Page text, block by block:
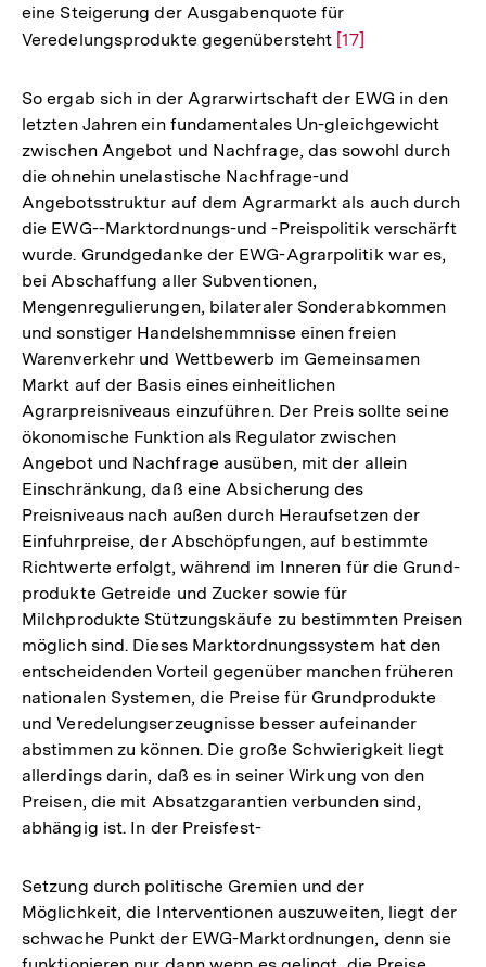
eine Steigerung der Ausgabenquote für
Veredelungsprodukte gegenübersteht Zur
der
Fußnote
[17]
So ergab sich in der Agrarwirtschaft der EWG in den
letzten Jahren ein fundamentales Un-gleichgewicht
zwischen Angebot und Nachfrage, das sowohl durch
die ohnehin unelastische Nachfrage-und
Angebotsstruktur auf dem Agrarmarkt als auch durch
die EWG--Marktordnungs-und -Preispolitik verschärft
wurde. Grundgedanke der EWG-Agrarpolitik war es,
bei Abschaffung aller Subventionen,
Mengenregulierungen, bilateraler Sonderabkommen
und sonstiger Handelshemmnisse einen freien
Warenverkehr und Wettbewerb im Gemeinsamen
Markt auf der Basis eines einheitlichen
Agrarpreisniveaus einzuführen. Der Preis sollte seine
ökonomische Funktion als Regulator zwischen
Angebot und Nachfrage ausüben, mit der allein
Einschränkung, daß eine Absicherung des
Preisniveaus nach außen durch Heraufsetzen der
Einfuhrpreise, der Abschöpfungen, auf bestimmte
Richtwerte erfolgt, während im Inneren für die Grund-
produkte Getreide und Zucker sowie für
Milchprodukte Stützungskäufe zu bestimmten Preisen
möglich sind. Dieses Marktordnungssystem hat den
entscheidenden Vorteil gegenüber manchen früheren
nationalen Systemen, die Preise für Grundprodukte
und Veredelungserzeugnisse besser aufeinander
abstimmen zu können. Die große Schwierigkeit liegt
allerdings darin, daß es in seiner Wirkung von den
Preisen, die mit Absatzgarantien verbunden sind,
abhängig ist. In der Preisfest-
Setzung durch politische Gremien und der
Möglichkeit, die Interventionen auszuweiten, liegt der
schwache Punkt der EWG-Marktordnungen, denn sie